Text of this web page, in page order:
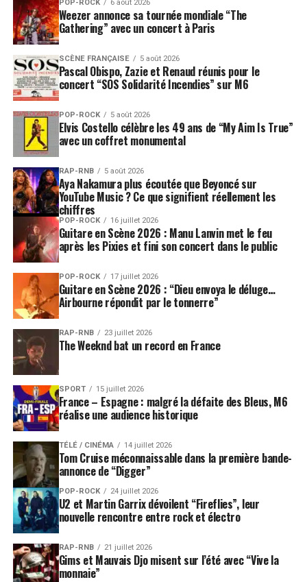
POP-ROCK 6 août 2026
Weezer annonce sa tournée mondiale “The
Gathering” avec un concert à Paris
SCÈNE FRANÇAISE 5 août 2026
Pascal Obispo, Zazie et Renaud réunis pour le
concert “SOS Solidarité Incendies” sur M6
POP-ROCK 5 août 2026
Elvis Costello célèbre les 49 ans de “My Aim Is True”
avec un coffret monumental
RAP-RNB 5 août 2026
Aya Nakamura plus écoutée que Beyoncé sur
YouTube Music ? Ce que signifient réellement les
chiffres
POP-ROCK 16 juillet 2026
Guitare en Scène 2026 : Manu Lanvin met le feu
après les Pixies et fini son concert dans le public
POP-ROCK 17 juillet 2026
Guitare en Scène 2026 : “Dieu envoya le déluge…
Airbourne répondit par le tonnerre”
RAP-RNB 23 juillet 2026
The Weeknd bat un record en France
SPORT 15 juillet 2026
France – Espagne : malgré la défaite des Bleus, M6
réalise une audience historique
TÉLÉ / CINÉMA 14 juillet 2026
Tom Cruise méconnaissable dans la première bande-
annonce de “Digger”
POP-ROCK 24 juillet 2026
U2 et Martin Garrix dévoilent “Fireflies”, leur
nouvelle rencontre entre rock et électro
RAP-RNB 21 juillet 2026
Gims et Mauvais Djo misent sur l’été avec “Vive la
monnaie”